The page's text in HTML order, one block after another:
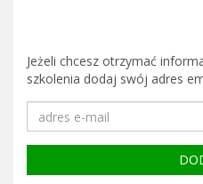
Jeżeli chcesz otrzymać
szkolenia dodaj swój adres